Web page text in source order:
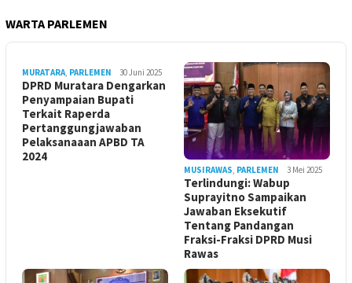
WARTA PARLEMEN
MURATARA, PARLEMEN 30 Juni 2025
DPRD Muratara Dengarkan
Penyampaian Bupati
Terkait Raperda
Pertanggungjawaban
Pelaksanaaan APBD TA
2024
MUSIRAWAS, PARLEMEN 3 Mei 2025
Terlindungi: Wabup
Suprayitno Sampaikan
Jawaban Eksekutif
Tentang Pandangan
Fraksi-Fraksi DPRD Musi
Rawas